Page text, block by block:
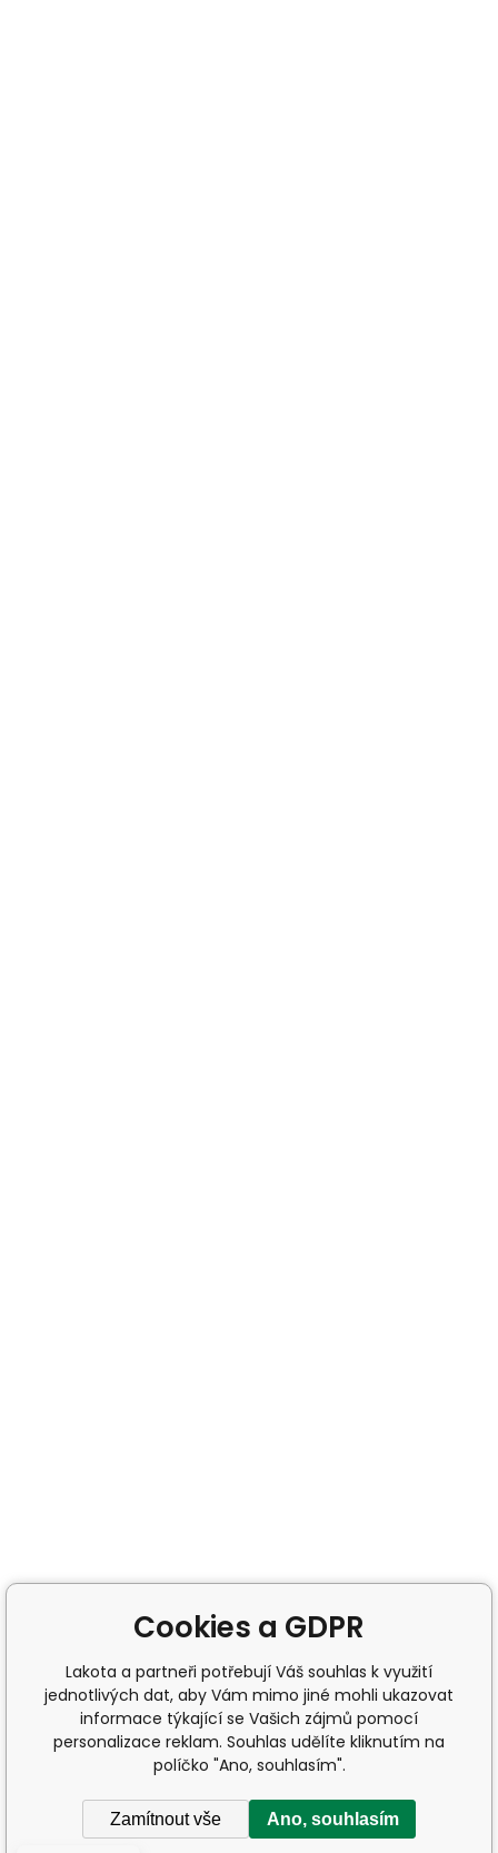
Cookies a GDPR
Lakota a partneři potřebují Váš souhlas k využití
jednotlivých dat, aby Vám mimo jiné mohli ukazovat
informace týkající se Vašich zájmů pomocí
personalizace reklam. Souhlas udělíte kliknutím na
políčko "Ano, souhlasím".
Zamítnout vše Ano, souhlasím